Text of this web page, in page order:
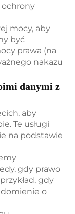
ochrony
mocy, aby
być
prawa (na
nakazu
danymi z
aby
Te usługi
na podstawie
gdy prawo
gdy
o